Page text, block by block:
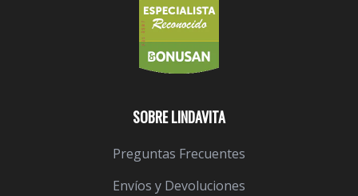
SOBRE LINDAVITA
Preguntas Frecuentes
Envíos y Devoluciones